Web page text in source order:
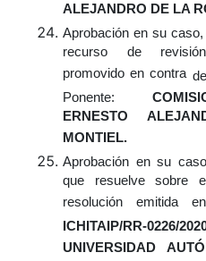
ALEJANDRO DE LA
Aprobación en su caso,
recurso de
promovido en contra
Ponente:
ERNESTO
MONTIEL.
Aprobación en su
que resuelve sobre
resolución emitida
ICHITAIP/RR-0226/
UNIVERSIDAD